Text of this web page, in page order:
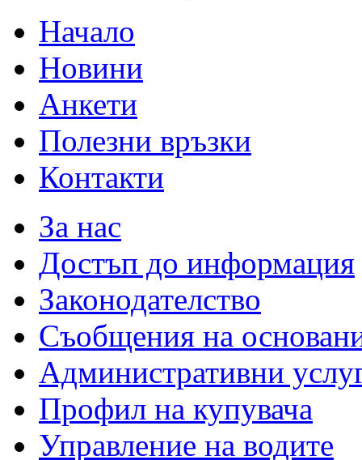
Начало
Новини
Анкети
Полезни връзки
Контакти
За нас
Достъп до информация
Законодателство
Съобщения на
Административни
Профил на купувача
Управление на водите